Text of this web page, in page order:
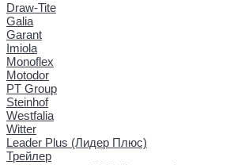
Draw-Tite
Galia
Garant
Imiola
Monoflex
Motodor
PT Group
Steinhof
Westfalia
Witter
Leader Plus (Лидер Плюс)
Трейлер